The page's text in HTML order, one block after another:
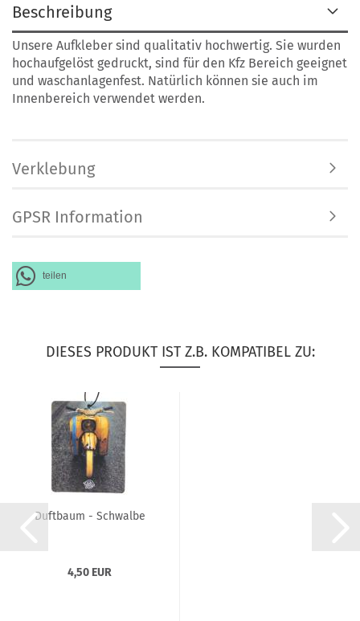
Beschreibung
Unsere Aufkleber sind qualitativ hochwertig. Sie wurden
hochaufgelöst gedruckt, sind für den Kfz Bereich geeignet
und waschanlagenfest. Natürlich können sie auch im
Innenbereich verwendet werden.
Verklebung
GPSR Information
teilen
DIESES PRODUKT IST Z.B. KOMPATIBEL ZU:
Duftbaum - Schwalbe
4,50 EUR